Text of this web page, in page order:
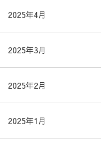
2025年4月
2025年3月
2025年2月
2025年1月